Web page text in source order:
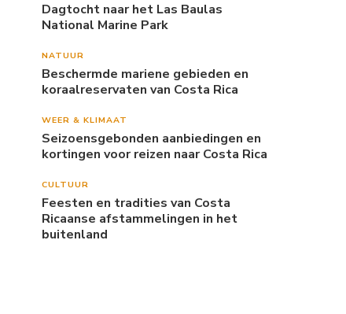
Dagtocht naar het Las Baulas
National Marine Park
NATUUR
Beschermde mariene gebieden en
koraalreservaten van Costa Rica
WEER & KLIMAAT
Seizoensgebonden aanbiedingen en
kortingen voor reizen naar Costa Rica
CULTUUR
Feesten en tradities van Costa
Ricaanse afstammelingen in het
buitenland